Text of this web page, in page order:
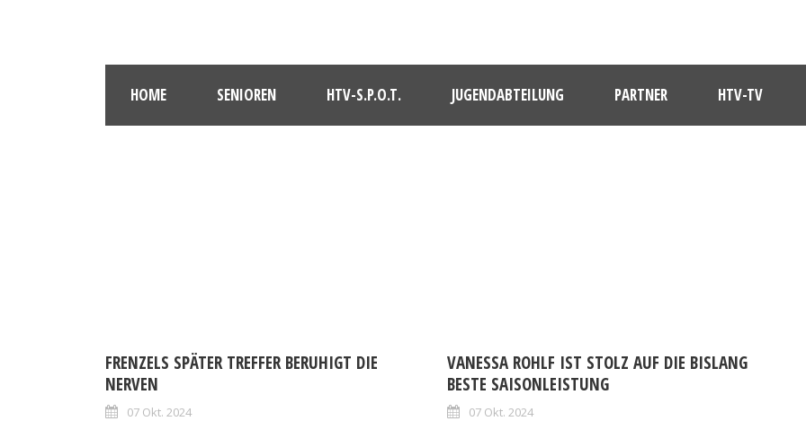
HOME SENIOREN HTV-S.P.O.T. JUGENDABTEILUNG PARTNER HTV-TV
FRENZELS SPÄTER TREFFER BERUHIGT DIE
NERVEN
07 Okt. 2024
VANESSA ROHLF IST STOLZ AUF DIE BISLANG
BESTE SAISONLEISTUNG
07 Okt. 2024